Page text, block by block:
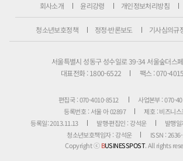
회사소개 윤리강령 개인정보처리방침
청소년보호정책 정정·반론보도 기사심의규
서울특별시 성동구 성수일로 39-34 서울숲더스
대표전화 : 1800-6522
팩스 : 070-
편집국 : 070-4010-8512
사업본부 : 070-
등록번호 : 서울 아 02897
제호 : 비즈니
등록일: 2013.11.13
발행·편집인 : 강석운
발행
청소년보호책임자 : 강석운
ISSN :
Copyright ⓒBUSINESSPOST. All rights